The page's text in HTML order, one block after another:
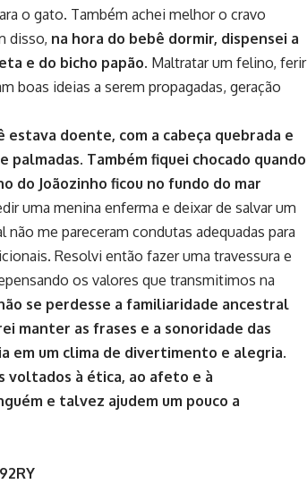
o gato. Também achei melhor o cravo
disso, na hora do bebê dormir, dispensei a
e do bicho papão. Maltratar um felino, ferir
boas ideias a serem propagadas, geração
estava doente, com a cabeça quebrada e
Também fiquei chocado quando
do Joãozinho ficou no fundo do mar
uma menina enferma e deixar de salvar um
me pareceram condutas adequadas para
Resolvi então fazer uma travessura e
os valores que transmitimos na
se perdesse a familiaridade ancestral
manter as frases e a sonoridade das
em um clima de divertimento e alegria.
voltados à ética, ao afeto e à
e talvez ajudem um pouco a